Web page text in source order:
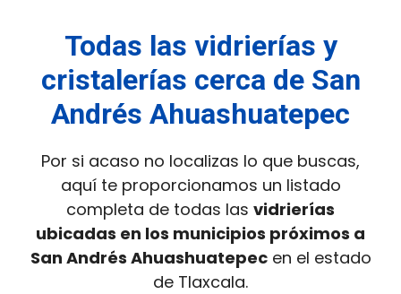
Todas las vidrierías y
cristalerías cerca de San
Andrés Ahuashuatepec
Por si acaso no localizas lo que buscas,
aquí te proporcionamos un listado
completa de todas las vidrierías
ubicadas en los municipios próximos a
San Andrés Ahuashuatepecen el estado
de Tlaxcala.